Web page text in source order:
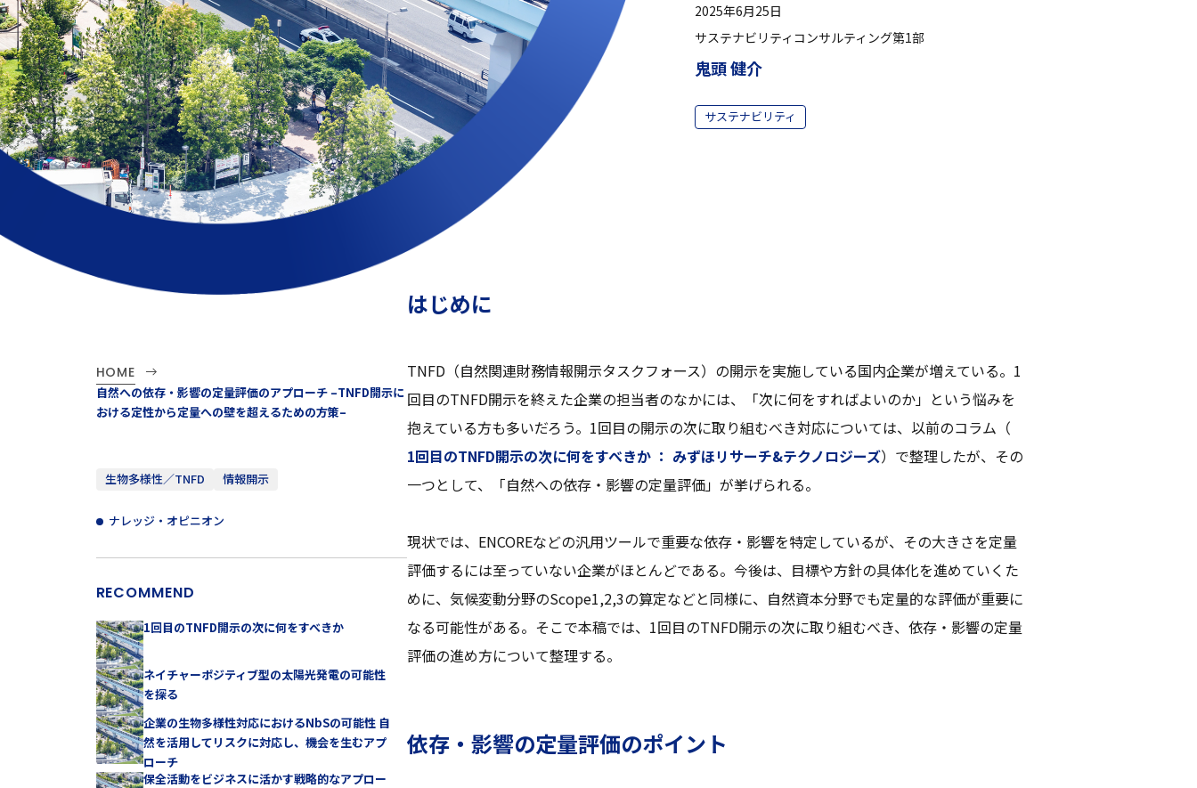
2025年6月25日
サステナビリティコンサルティング第1部
鬼頭 健介
サステナビリティ
HOME
自然への依存・影響の定量評価のアプローチ –TNFD開示に
おける定性から定量への壁を超えるための方策–
生物多様性／TNFD 情報開示
ナレッジ・オピニオン
RECOMMEND
1回目のTNFD開示の次に何をすべきか
ネイチャーポジティブ型の太陽光発電の可能性
を探る
企業の生物多様性対応におけるNbSの可能性 自
然を活用してリスクに対応し、機会を生むアプ
ローチ
保全活動をビジネスに活かす戦略的なアプロー
はじめに
TNFD（自然関連財務情報開示タスクフォース）の開示を実施している国内企業が増えている。1
回目のTNFD開示を終えた企業の担当者のなかには、「次に何をすればよいのか」という悩みを
抱えている方も多いだろう。1回目の開示の次に取り組むべき対応については、以前のコラム（
1回目のTNFD開示の次に何をすべきか ： みずほリサーチ&テクノロジーズ）で整理したが、その
一つとして、「自然への依存・影響の定量評価」が挙げられる。
現状では、ENCOREなどの汎用ツールで重要な依存・影響を特定しているが、その大きさを定量
評価するには至っていない企業がほとんどである。今後は、目標や方針の具体化を進めていくた
めに、気候変動分野のScope1,2,3の算定などと同様に、自然資本分野でも定量的な評価が重要に
なる可能性がある。そこで本稿では、1回目のTNFD開示の次に取り組むべき、依存・影響の定量
評価の進め方について整理する。
依存・影響の定量評価のポイント